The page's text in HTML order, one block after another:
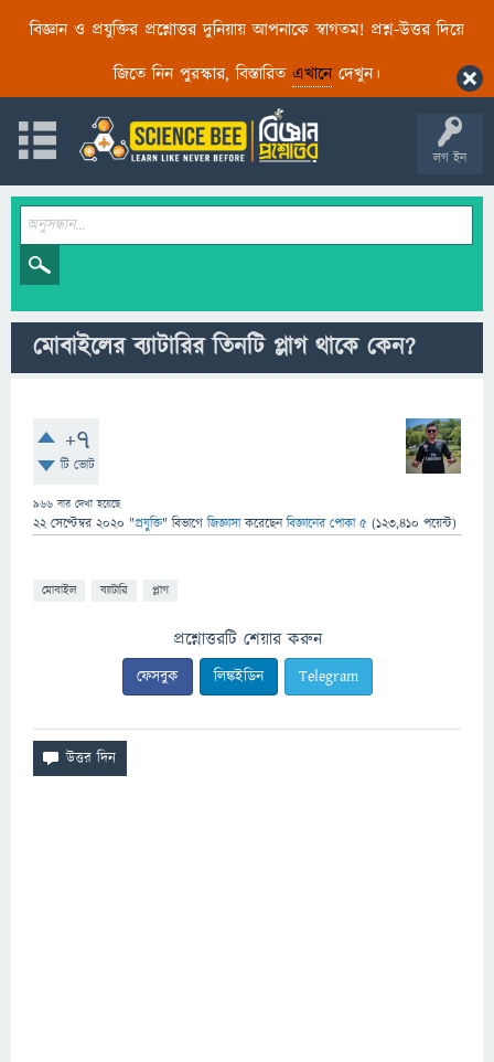
বিজ্ঞান ও প্রযুক্তির প্রশ্নোত্তর দুনিয়ায় আপনাকে স্বাগতম! প্রশ্ন-উত্তর দিয়ে
জিতে নিন পুরস্কার, বিস্তারিত এখানেদেখুন।
লগ ইন
মোবাইলের ব্যাটারির তিনটি প্লাগ থাকে কেন?
+7
টি ভোট
966 বার দেখা হয়েছে
22 সেপ্টেম্বর 2020 "প্রযুক্তি" বিভাগে জিজ্ঞাসাকরেছেনবিজ্ঞানের পোকা ৫ (123,410 পয়েন্ট)
মোবাইল ব্যাটারি প্লাগ
প্রশ্নোত্তরটি শেয়ার করুন
ফেসবুক লিঙ্কইডিন Telegram